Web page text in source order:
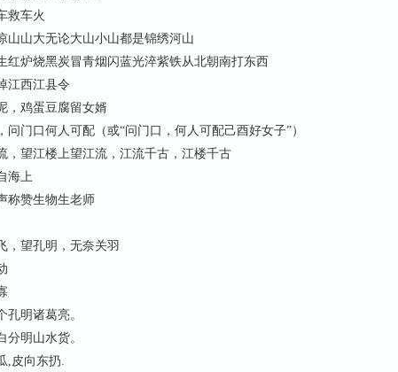
车火
山大无论大山小山都是锦绣河山
炉烧黑炭冒青烟闪蓝光淬紫铁从北朝南打东西
西江县令
鸡蛋豆腐留女婿
门口何人可配（或“问门口，何人可配己酉好女子”）
望江楼上望江流，江流千古，江楼千古
海上
赞生物生老师
望孔明，无奈关羽
明诸葛亮。
明山水货。
皮向东扔.